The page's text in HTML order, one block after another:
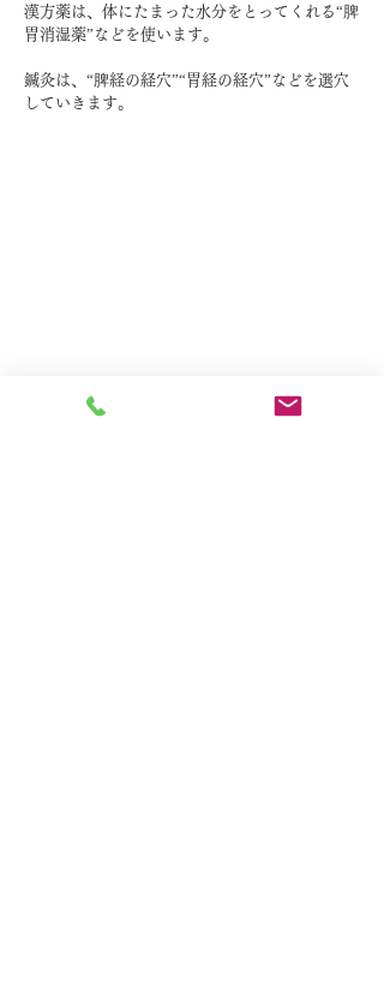
漢方薬は、体にたまった水分をとってくれる“脾
胃消湿薬”などを使います。
​鍼灸は、“脾経の経穴”“胃経の経穴”などを選穴
していきます。